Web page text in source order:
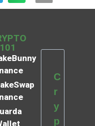
101
C
r
y
p